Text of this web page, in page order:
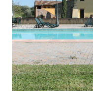
Previous